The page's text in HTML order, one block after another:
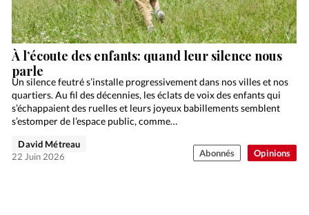
Opinions
À l’écoute des enfants: quand leur silence nous
parle
Un silence feutré s’installe progressivement dans nos villes et nos
quartiers. Au fil des décennies, les éclats de voix des enfants qui
s’échappaient des ruelles et leurs joyeux babillements semblent
s’estomper de l’espace public, comme…
David Métreau
22 Juin 2026
Abonnés